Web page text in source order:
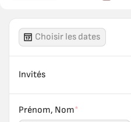
Choisir les dates
Invités
Prénom, Nom*